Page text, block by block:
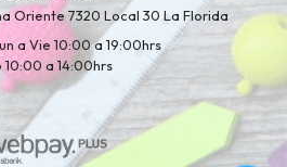
Oriente 7320 Local 30 La Florida
a Vie 10:00 a 19:00hrs
10:00 a 14:00hrs